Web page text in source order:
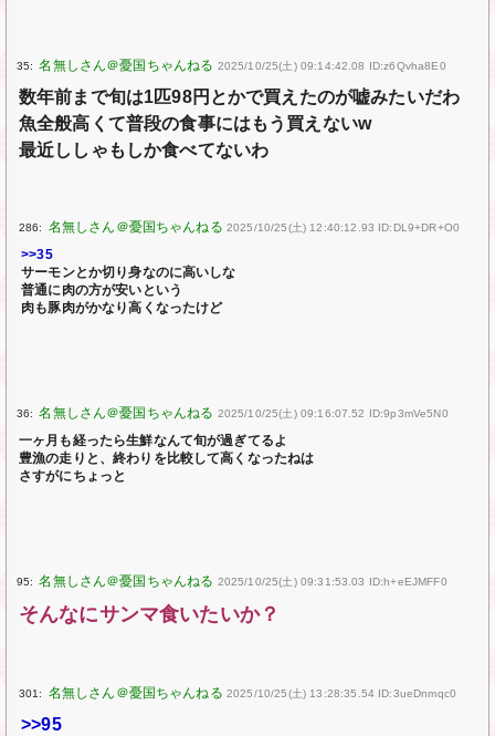
35: 2025/10/25(土) 09:14:42.08 ID:z6Qvha8E0
数年前まで旬は1匹98円とかで買えたのが嘘みたいだわ
魚全般高くて普段の食事にはもう買えないw
最近ししゃもしか食べてないわ
286: 2025/10/25(土) 12:40:12.93 ID:DL9+DR+O0
>>35
サーモンとか切り身なのに高いしな
普通に肉の方が安いという
肉も豚肉がかなり高くなったけど
36: 2025/10/25(土) 09:16:07.52 ID:9p3mVe5N0
一ヶ月も経ったら生鮮なんて旬が過ぎてるよ
豊漁の走りと、終わりを比較して高くなったねは
さすがにちょっと
95: 2025/10/25(土) 09:31:53.03 ID:h+eEJMFF0
そんなにサンマ食いたいか？
301: 2025/10/25(土) 13:28:35.54 ID:3ueDnmqc0
>>95